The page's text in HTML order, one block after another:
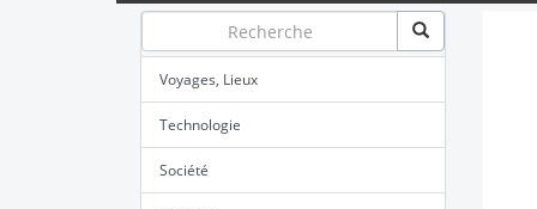
Voyages, Lieux
Technologie
Société